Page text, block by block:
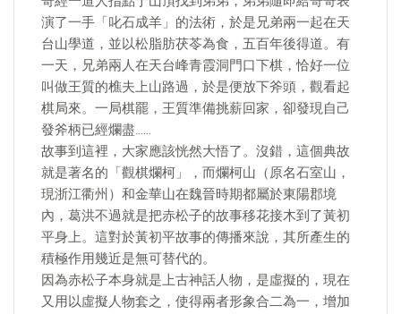
演了一手「叱石成羊」的法術，於是兄弟兩一起在天
台山學道，並以松脂肪茯苓為食，五百年後得道。有
一天，兄弟兩人在天台峰青霞洞門口下棋，恰好一位
叫做王質的樵夫上山路過，於是便放下斧頭，觀看起
棋局來。一局棋罷，王質準備挑薪回家，卻發現自己
發斧柄已經爛盡……
故事到這裡，大家應該恍然大悟了。沒錯，這個典故
就是著名的「觀棋爛柯」，而爛柯山（原名石室山，
現浙江衢州）和金華山在魏晉時期都屬於東陽郡境
內，葛洪不過就是把赤松子的故事移花接木到了黃初
平身上。這對於黃初平故事的傳播來說，其所產生的
積極作用幾近是無可替代的。
因為赤松子本身就是上古神話人物，是虛擬的，現在
又用以虛擬人物套之，使得兩者形象合二為一，增加